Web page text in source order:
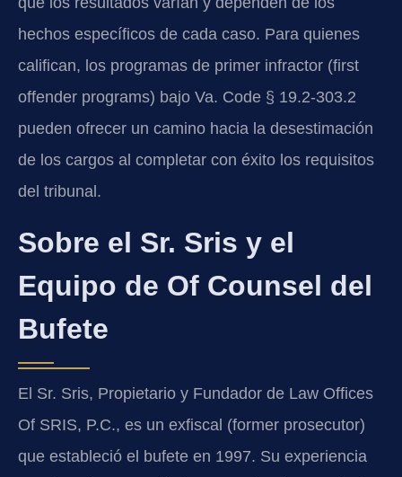
hechos específicos de cada caso. Para quienes
califican, los programas de primer infractor (first
offender programs) bajo Va. Code § 19.2-303.2
pueden ofrecer un camino hacia la desestimación
de los cargos al completar con éxito los requisitos
del tribunal.
Sobre el Sr. Sris y el
Equipo de Of Counsel del
Bufete
El Sr. Sris, Propietario y Fundador de Law Offices
Of SRIS, P.C., es un exfiscal (former prosecutor)
que estableció el bufete en 1997. Su experiencia